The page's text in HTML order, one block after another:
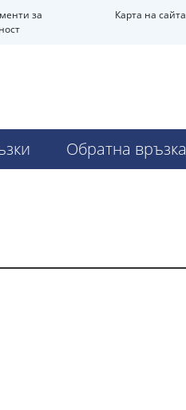
за
Карта на сайта
Обратна връзка